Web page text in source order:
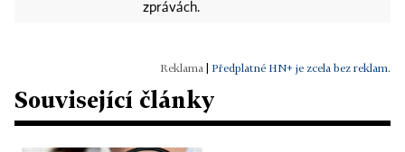
zprávách.
Předplatné HN+ je zcela bez reklam.
Související články